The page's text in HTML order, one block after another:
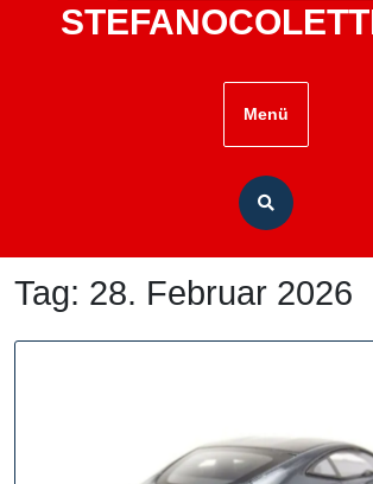
Menü
Tag: 28. Februar 2026